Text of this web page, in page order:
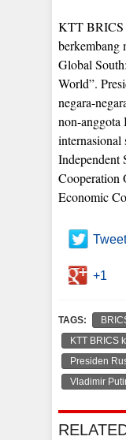
KTT BRICS
berkembang
Global
World”.
negara-
non-anggota
Independent
Cooperation
Economic
+1
TAGS:
KTT BRICS
Presiden
Vladimir